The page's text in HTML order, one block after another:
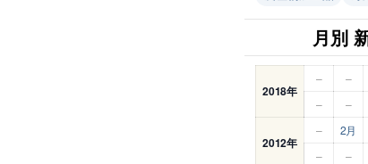
月別
2018年
– –
–
–
2012年
– 2月
–
–